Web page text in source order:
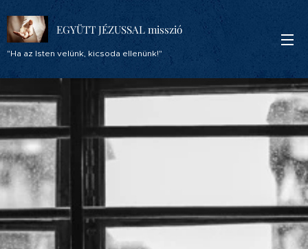
EGYÜTT JÉZUSSAL misszió
"Ha az Isten velünk, kicsoda ellenünk!"